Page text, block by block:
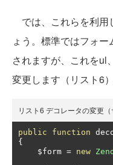
では、これらを利用
ょう。標準ではフォ
されますが、これをul
変更します（リスト6）
リスト6 デコレータの変更
public function
{
    $form
= new